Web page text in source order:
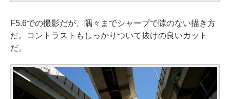
F5.6での撮影だが、隅々までシャープで隙のない描き方
だ。コントラストもしっかりついて抜けの良いカット
だ。